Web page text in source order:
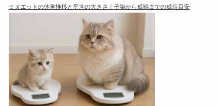
ミヌエットの体重推移と平均の大きさ｜子猫から成猫までの成長目安